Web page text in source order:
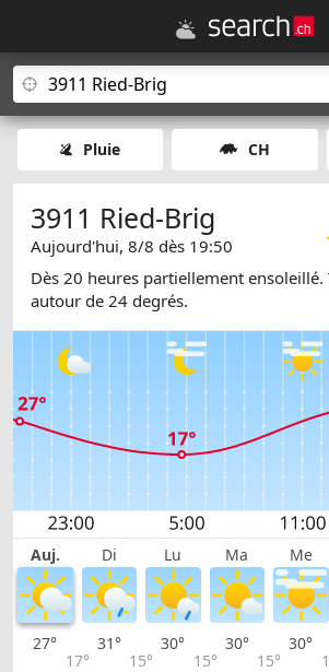
Pluie CH
3911 Ried-Brig
Aujourd'hui, 8/8 dès 19:50
Dès 20 heures partiellement ensoleillé.
autour de 24 degrés.
Auj. Di Lu Ma Me
27°
17°
31°
15°
30°
15°
30°
15°
30°